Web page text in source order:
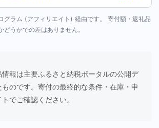
グラム (アフィリエイト) 経由です。 寄付額・返礼品
うかでの差はありません。
報は主要ふるさと納税ポータルの公開デ
のです。寄付の最終的な条件・在庫・申
でご確認ください。